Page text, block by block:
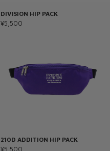
DIVISION HIP PACK
¥5,500
210D ADDITION HIP PACK
¥5,500